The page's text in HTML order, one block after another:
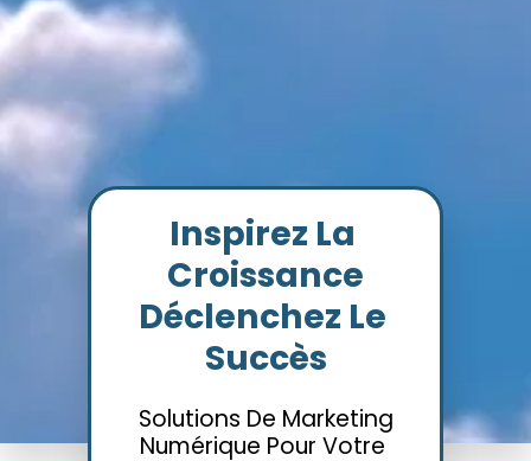
Inspirez La
Croissance
Déclenchez Le
Succès
Solutions De Marketing
Numérique Pour Votre